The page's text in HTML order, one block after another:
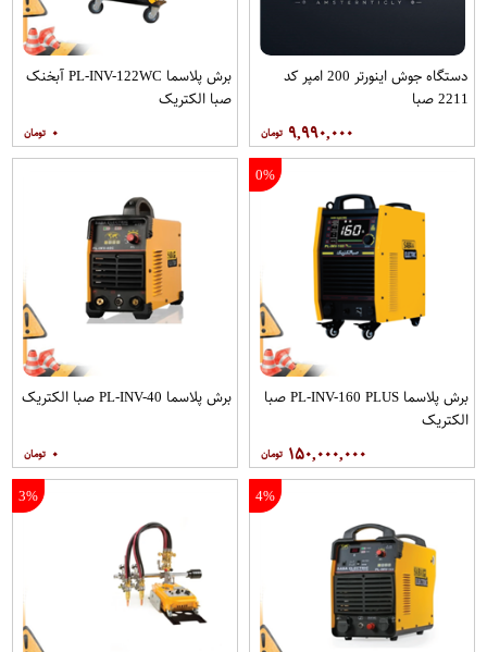
دستگاه جوش اینورتر 200 امپر کد
2211 صبا
۹,۹۹۰,۰۰۰
برش پلاسما PL-INV-122WC آبخنک
صبا الکتریک
۰
0%
برش پلاسما PL-INV-160 PLUS صبا
الکتریک
۱۵۰,۰۰۰,۰۰۰
برش پلاسما PL-INV-40 صبا الکتریک
۰
4%
3%